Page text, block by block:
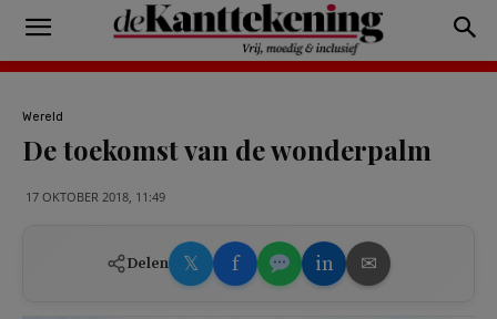
Wereld
De toekomst van de wonderpalm
17 OKTOBER 2018, 11:49
Delen 𝕏 f in ✉